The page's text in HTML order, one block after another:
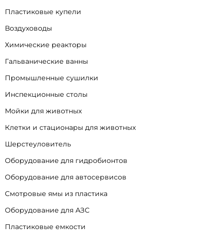
Пластиковые купели
Воздуховоды
Химические реакторы
Гальванические ванны
Промышленные сушилки
Инспекционные столы
Мойки для животных
Клетки и стационары для животных
Шерстеуловитель
Оборудование для гидробионтов
Оборудование для автосервисов
Смотровые ямы из пластика
Оборудование для АЗС
Пластиковые емкости